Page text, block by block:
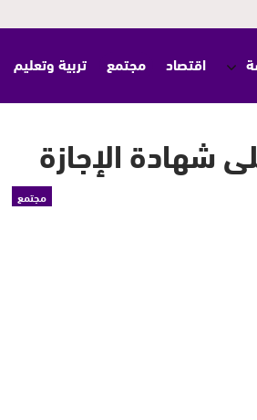
اقتصاد مجتمع تربية وتعليم
شهادة الإجازة
مجتمع